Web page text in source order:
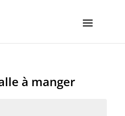
à manger